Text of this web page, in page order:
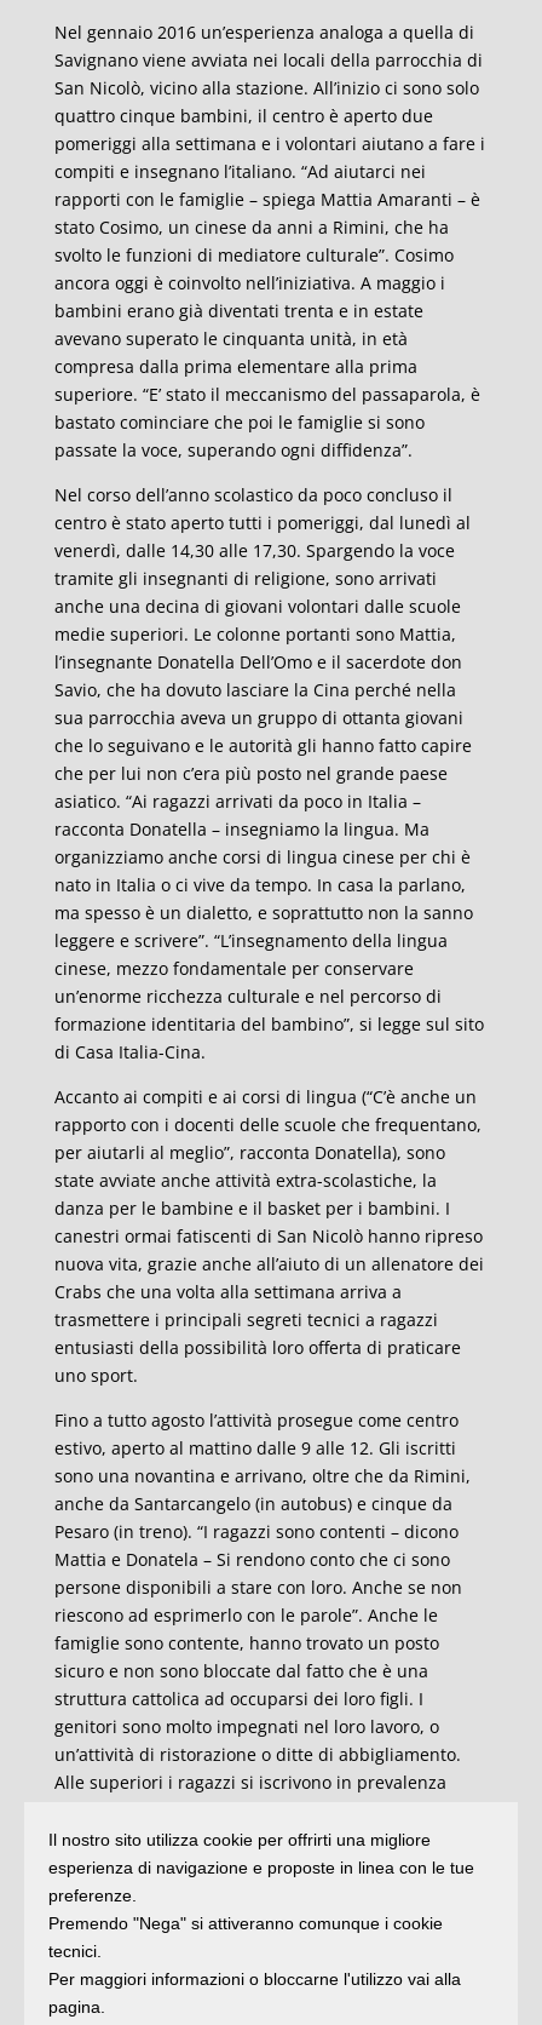
Nel gennaio 2016 un’esperienza analoga a quella di
Savignano viene avviata nei locali della parrocchia di
San Nicolò, vicino alla stazione. All’inizio ci sono solo
quattro cinque bambini, il centro è aperto due
pomeriggi alla settimana e i volontari aiutano a fare i
compiti e insegnano l’italiano. “Ad aiutarci nei
rapporti con le famiglie – spiega Mattia Amaranti – è
stato Cosimo, un cinese da anni a Rimini, che ha
svolto le funzioni di mediatore culturale”. Cosimo
ancora oggi è coinvolto nell’iniziativa. A maggio i
bambini erano già diventati trenta e in estate
avevano superato le cinquanta unità, in età
compresa dalla prima elementare alla prima
superiore. “E’ stato il meccanismo del passaparola, è
bastato cominciare che poi le famiglie si sono
passate la voce, superando ogni diffidenza”.
Nel corso dell’anno scolastico da poco concluso il
centro è stato aperto tutti i pomeriggi, dal lunedì al
venerdì, dalle 14,30 alle 17,30. Spargendo la voce
tramite gli insegnanti di religione, sono arrivati
anche una decina di giovani volontari dalle scuole
medie superiori. Le colonne portanti sono Mattia,
l’insegnante Donatella Dell’Omo e il sacerdote don
Savio, che ha dovuto lasciare la Cina perché nella
sua parrocchia aveva un gruppo di ottanta giovani
che lo seguivano e le autorità gli hanno fatto capire
che per lui non c’era più posto nel grande paese
asiatico. “Ai ragazzi arrivati da poco in Italia –
racconta Donatella – insegniamo la lingua. Ma
organizziamo anche corsi di lingua cinese per chi è
nato in Italia o ci vive da tempo. In casa la parlano,
ma spesso è un dialetto, e soprattutto non la sanno
leggere e scrivere”. “L’insegnamento della lingua
cinese, mezzo fondamentale per conservare
un’enorme ricchezza culturale e nel percorso di
formazione identitaria del bambino”, si legge sul sito
di Casa Italia-Cina.
Accanto ai compiti e ai corsi di lingua (“C’è anche un
rapporto con i docenti delle scuole che frequentano,
per aiutarli al meglio”, racconta Donatella), sono
state avviate anche attività extra-scolastiche, la
danza per le bambine e il basket per i bambini. I
canestri ormai fatiscenti di San Nicolò hanno ripreso
nuova vita, grazie anche all’aiuto di un allenatore dei
Crabs che una volta alla settimana arriva a
trasmettere i principali segreti tecnici a ragazzi
entusiasti della possibilità loro offerta di praticare
uno sport.
Fino a tutto agosto l’attività prosegue come centro
estivo, aperto al mattino dalle 9 alle 12. Gli iscritti
sono una novantina e arrivano, oltre che da Rimini,
anche da Santarcangelo (in autobus) e cinque da
Pesaro (in treno). “I ragazzi sono contenti – dicono
Mattia e Donatela – Si rendono conto che ci sono
persone disponibili a stare con loro. Anche se non
riescono ad esprimerlo con le parole”. Anche le
famiglie sono contente, hanno trovato un posto
sicuro e non sono bloccate dal fatto che è una
struttura cattolica ad occuparsi dei loro figli. I
genitori sono molto impegnati nel loro lavoro, o
un’attività di ristorazione o ditte di abbigliamento.
Alle superiori i ragazzi si iscrivono in prevalenza
don Savio – capiscono che sono uno “shenfu”, un
sacerdote, e a volte quelli più grandi mi fanno anche
qualche domanda sulla religione”.
Il servizio agli immigrati cinesi è diventato
Piccola Famiglia dell’Assunta. In silenzio, fuori dai
Il nostro sito utilizza cookie per offrirti una migliore
esperienza di navigazione e proposte in linea con le tue
preferenze.
Premendo "Nega" si attiveranno comunque i cookie
tecnici.
Per maggiori informazioni o bloccarne l'utilizzo vai alla
pagina.